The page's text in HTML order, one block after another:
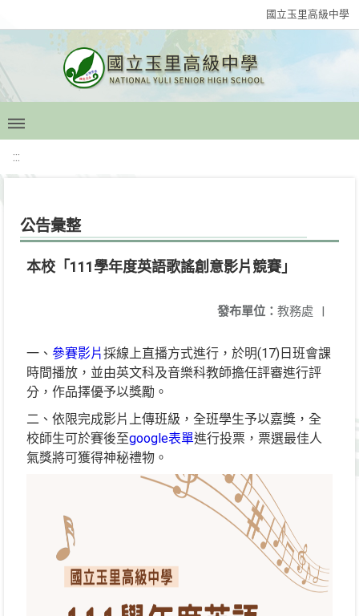
國立玉里高級中學
:::
公告彙整
本校「111學年度英語歌謠創意影片競賽」
發布單位： 教務處 |
一、 參賽影片採線上直播方式進行，於明(17)日班會課
時間播放，並由英文科及音樂科教師擔任評審進行評
分，作品擇優予以獎勵。
二、依限完成影片上傳班級，全班學生予以嘉獎，全
校師生可於賽後至google表單進行投票，票選最佳人
氣獎將可獲得神秘禮物。